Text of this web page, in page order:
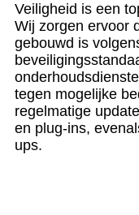
Veiligheid is een
Wij zorgen ervoor
gebouwd is
tegen mogelijke
regelmatige
en plug-ins,
ups.